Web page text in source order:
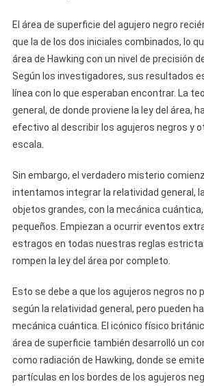
El área de superficie del agujero negro
que la de los dos iniciales combinados, lo
área de Hawking con un nivel de precisión
Según los investigadores, sus resultados
línea con lo que esperaban encontrar. La
general, de donde proviene la ley del área,
efectivo al describir los agujeros negros y
escala.
Sin embargo, el verdadero misterio
intentamos integrar la relatividad general,
objetos grandes, con la mecánica
pequeños. Empiezan a ocurrir eventos
estragos en todas nuestras reglas
rompen la ley del área por completo.
Esto se debe a que los agujeros negros no
según la relatividad general, pero pueden
mecánica cuántica. El icónico físico
área de superficie también desarrolló un
como radiación de Hawking, donde se
partículas en los bordes de los agujeros